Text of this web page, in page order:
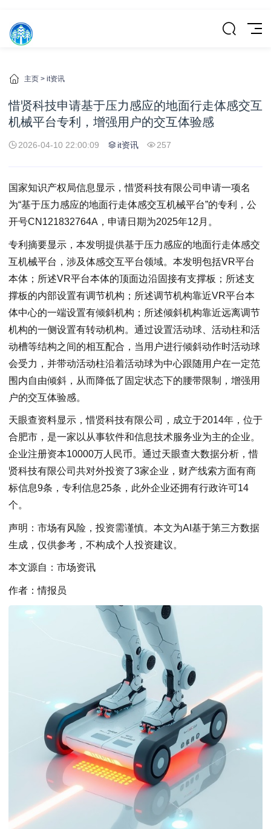
主页 > it资讯
惜贤科技申请基于压力感应的地面行走体感交互
机械平台专利，增强用户的交互体验感
2026-04-10 22:00:09 it资讯 257
国家知识产权局信息显示，惜贤科技有限公司申请一项名
为“基于压力感应的地面行走体感交互机械平台”的专利，公
开号CN121832764A，申请日期为2025年12月。
专利摘要显示，本发明提供基于压力感应的地面行走体感交
互机械平台，涉及体感交互平台领域。本发明包括VR平台
本体；所述VR平台本体的顶面边沿固接有支撑板；所述支
撑板的内部设置有调节机构；所述调节机构靠近VR平台本
体中心的一端设置有倾斜机构；所述倾斜机构靠近远离调节
机构的一侧设置有转动机构。通过设置活动球、活动柱和活
动槽等结构之间的相互配合，当用户进行倾斜动作时活动球
会受力，并带动活动柱沿着活动球为中心跟随用户在一定范
围内自由倾斜，从而降低了固定状态下的腰带限制，增强用
户的交互体验感。
天眼查资料显示，惜贤科技有限公司，成立于2014年，位于
合肥市，是一家以从事软件和信息技术服务业为主的企业。
企业注册资本10000万人民币。通过天眼查大数据分析，惜
贤科技有限公司共对外投资了3家企业，财产线索方面有商
标信息9条，专利信息25条，此外企业还拥有行政许可14
个。
声明：市场有风险，投资需谨慎。本文为AI基于第三方数据
生成，仅供参考，不构成个人投资建议。
本文源自：市场资讯
作者：情报员